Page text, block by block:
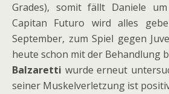
Grades), somit fällt Daniele
Capitan Futuro wird alles
September, zum Spiel gegen
heute schon mit der Behandlung
Balzaretti wurde erneut
seiner Muskelverletzung ist